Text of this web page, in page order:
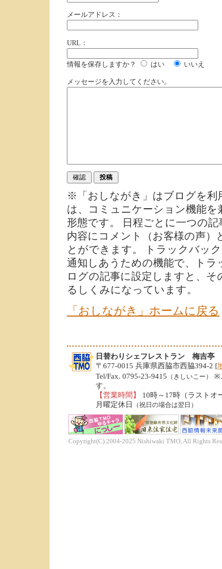
メールアドレス：
URL：
情報を保存しますか？ はい いいえ
メッセージを入力してください。
※「おしながき」はブログを利
は、コミュニケーション機能
形態です。 日程ごとに一つの
内容にコメント（お客様の声
とができます。 トラックバッ
通知しあうための機能で、ト
ログの記事に設定しますと、
るしくみになっています。
「おしながき」ホームに戻る
日替わりシェフレストラン 梅吉亭
〒677-0015 兵庫県西脇市西脇394-2 [
Tel/Fax. 0795-23-9415 （きしいこー）
※
す。
【営業時間】
10時～17時（ラストオ
月曜定休日
（祝日の場合は翌日）
Copyright(C) 2004-2025 Nishiwaki TMO, All Rights